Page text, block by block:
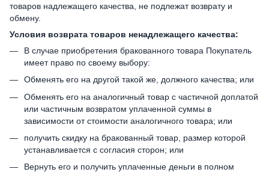
товаров надлежащего качества, не подлежат возврату и
обмену.
Условия возврата товаров ненадлежащего качества:
В случае приобретения бракованного товара Покупатель
имеет право по своему выбору:
Обменять его на другой такой же, должного качества; или
Обменять его на аналогичный товар с частичной доплатой
или частичным возвратом уплаченной суммы в
зависимости от стоимости аналогичного товара; или
получить скидку на бракованный товар, размер которой
устанавливается с согласия сторон; или
Вернуть его и получить уплаченные деньги в полном